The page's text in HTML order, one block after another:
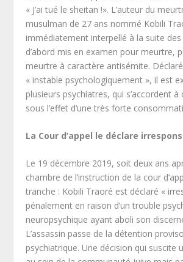
« J’ai tué le sheitan !». L’auteur du
musulman de 27 ans nommé Kobili
immédiatement interpellé à la suite
d’abord mis en examen pour meurtre,
meurtre à caractère antisémite.
« instable psychologiquement », il est
plusieurs psychiatres, qui s’accordent à
sous l’effet d’une très forte
La Cour d’appel le déclare
Le 19 décembre 2019, soit deux ans
chambre de l’instruction de la cour
tranche : Kobili Traoré est déclaré «
pénalement en raison d’un trouble
neuropsychique ayant aboli son
L’assassin passe de la détention
psychiatrique. Une décision qui suscite